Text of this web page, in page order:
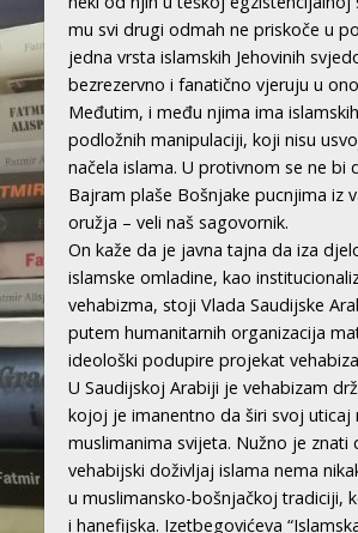
mu svi drugi odmah ne priskoče u
jedna vrsta islamskih Jehovinih
bezrezervno i fanatično vjeruju u
Međutim, i među njima ima
podložnih manipulaciji, koji nisu
načela islama. U protivnom se ne bi
Bajram plaše Bošnjake pucnjima iz
oružja – veli naš sagovornik.
On kaže da je javna tajna da iza
islamske omladine, kao
vehabizma, stoji Vlada Saudijske
putem humanitarnih organizacija
ideološki podupire projekat
U Saudijskoj Arabiji je vehabizam
kojoj je imanentno da širi svoj uticaj
muslimanima svijeta. Nužno je znati
vehabijski doživljaj islama nema
u muslimansko-bošnjačkoj tradiciji,
i hanefijska. Izetbegovićeva